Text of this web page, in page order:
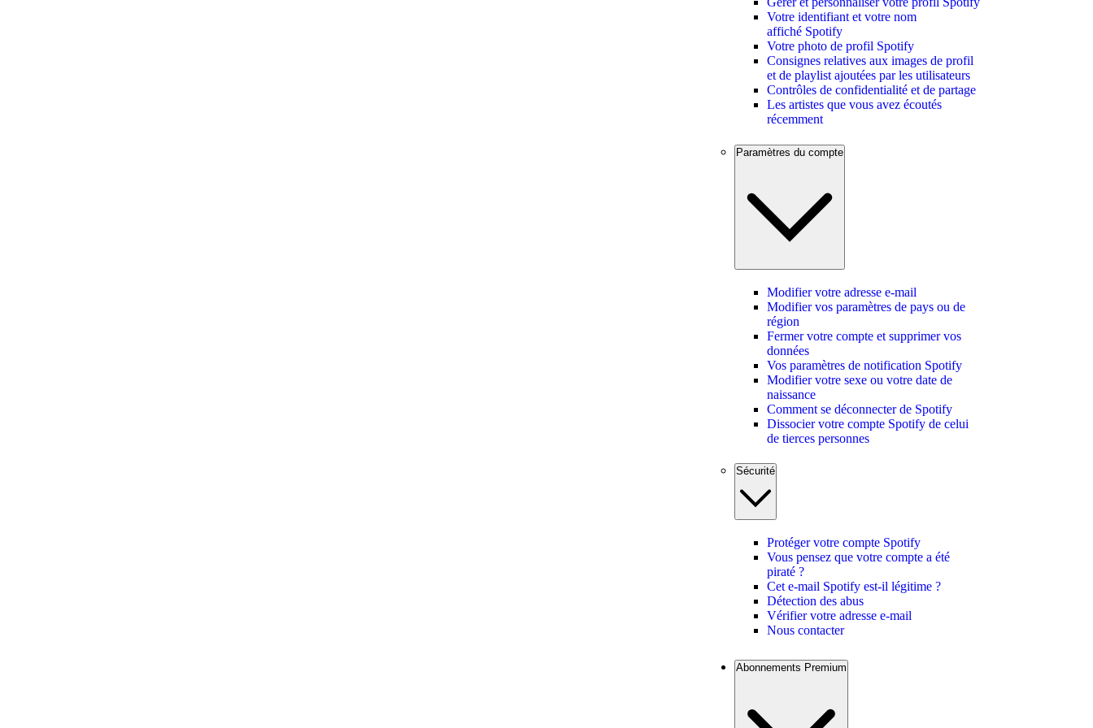
Votre identifiant et votre nom
affiché Spotify
Votre photo de profil Spotify
Consignes relatives aux images de profil
et de playlist ajoutées par les utilisateurs
Contrôles de confidentialité et de partage
Les artistes que vous avez écoutés
récemment
Paramètres du compte
Modifier votre adresse e-mail
Modifier vos paramètres de pays ou de
région
Fermer votre compte et supprimer vos
données
Vos paramètres de notification Spotify
Modifier votre sexe ou votre date de
naissance
Comment se déconnecter de Spotify
Dissocier votre compte Spotify de celui
de tierces personnes
Sécurité
Protéger votre compte Spotify
Vous pensez que votre compte a été
piraté ?
Cet e-mail Spotify est-il légitime ?
Détection des abus
Vérifier votre adresse e-mail
Nous contacter
Abonnements Premium